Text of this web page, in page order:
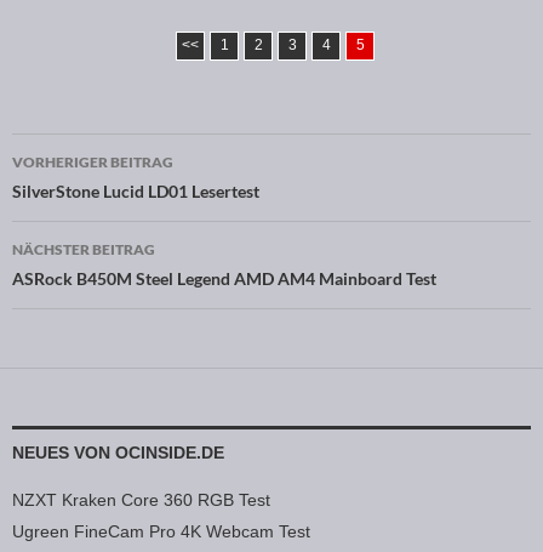
<< 1 2 3 4 5
Beitragsnavigation
VORHERIGER BEITRAG
SilverStone Lucid LD01 Lesertest
NÄCHSTER BEITRAG
ASRock B450M Steel Legend AMD AM4 Mainboard Test
NEUES VON OCINSIDE.DE
NZXT Kraken Core 360 RGB Test
Ugreen FineCam Pro 4K Webcam Test